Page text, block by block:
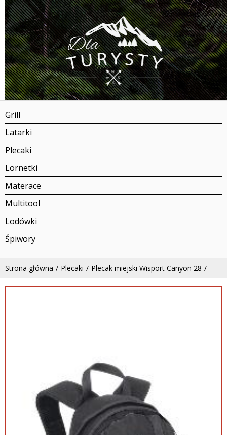
Grill
Latarki
Plecaki
Lornetki
Materace
Multitool
Lodówki
Śpiwory
Strona główna Plecaki Plecak miejski Wisport Canyon 28